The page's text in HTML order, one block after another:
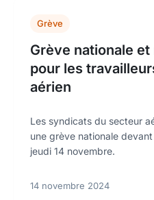
Grève
Grève nationale
pour les
aérien
Les syndicats du secteur
une grève nationale
jeudi 14 novembre.
14 novembre 2024